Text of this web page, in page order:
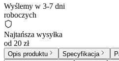
Wyślemy w 3-7 dni
roboczych
Najtańsza wysyłka
od 20 zł
Opis produktu Specyfikacja